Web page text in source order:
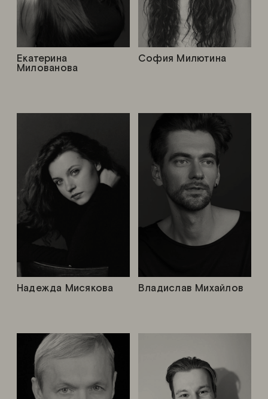
Надежда Мисякова Владислав Михайлов
София Милютина
Екатерина
Милованова